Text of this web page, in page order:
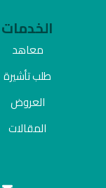
الخدمات
معاهد
طلب تأشيرة
العروض
المقالات